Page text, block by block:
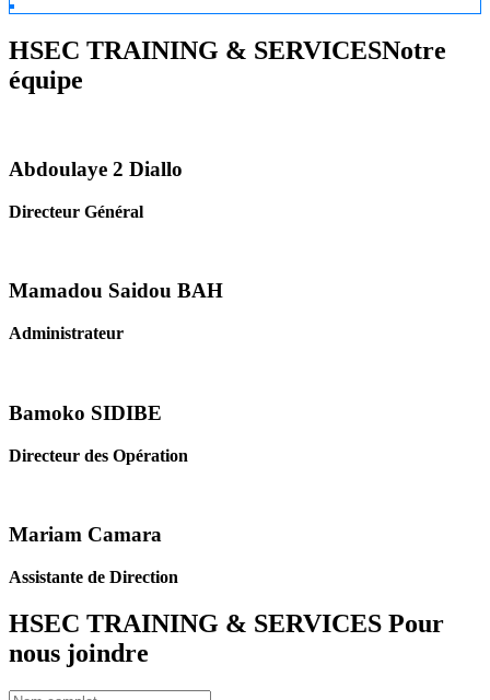
HSEC TRAINING & SERVICESNotre
équipe
Abdoulaye 2 Diallo
Directeur Général
Mamadou Saidou BAH
Administrateur
Bamoko SIDIBE
Directeur des Opération
Mariam Camara
Assistante de Direction
HSEC TRAINING & SERVICES Pour
nous joindre